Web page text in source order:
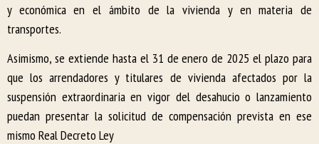
y económica en el ámbito de la vivienda y en materia de
transportes.
Asimismo, se extiende hasta el 31 de enero de 2025 el plazo para
que los arrendadores y titulares de vivienda afectados por la
suspensión extraordinaria en vigor del desahucio o lanzamiento
puedan presentar la solicitud de compensación prevista en ese
mismo Real Decreto Ley